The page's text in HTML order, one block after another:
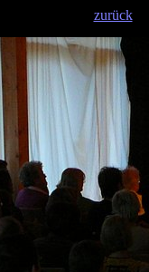
zurück